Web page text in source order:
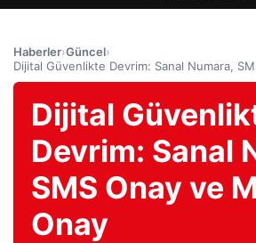
Haberler›Güncel›
Dijital Güvenlikte Devrim: Sanal Numara,
Dijital
Devrim: Sanal
SMS Onay ve
Onay